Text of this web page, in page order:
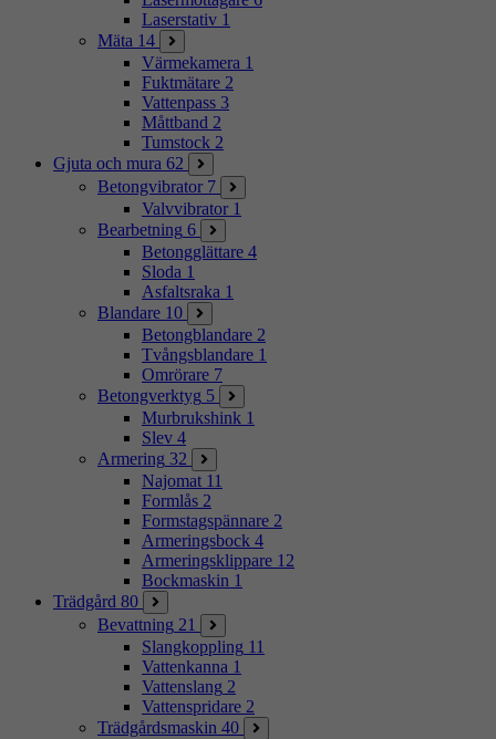
Laserstativ 1
Mäta 14
Värmekamera 1
Fuktmätare 2
Vattenpass 3
Måttband 2
Tumstock 2
Gjuta och mura 62
Betongvibrator 7
Valvvibrator 1
Bearbetning 6
Betongglättare 4
Sloda 1
Asfaltsraka 1
Blandare 10
Betongblandare 2
Tvångsblandare 1
Omrörare 7
Betongverktyg 5
Murbrukshink 1
Slev 4
Armering 32
Najomat 11
Formlås 2
Formstagspännare 2
Armeringsbock 4
Armeringsklippare 12
Bockmaskin 1
Trädgård 80
Bevattning 21
Slangkoppling 11
Vattenkanna 1
Vattenslang 2
Vattenspridare 2
Trädgårdsmaskin 40